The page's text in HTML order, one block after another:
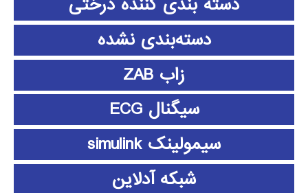
دسته‌بندی نشده
زاب ZAB
سیگنال ECG
سیمولینک simulink
شبکه آدلاین